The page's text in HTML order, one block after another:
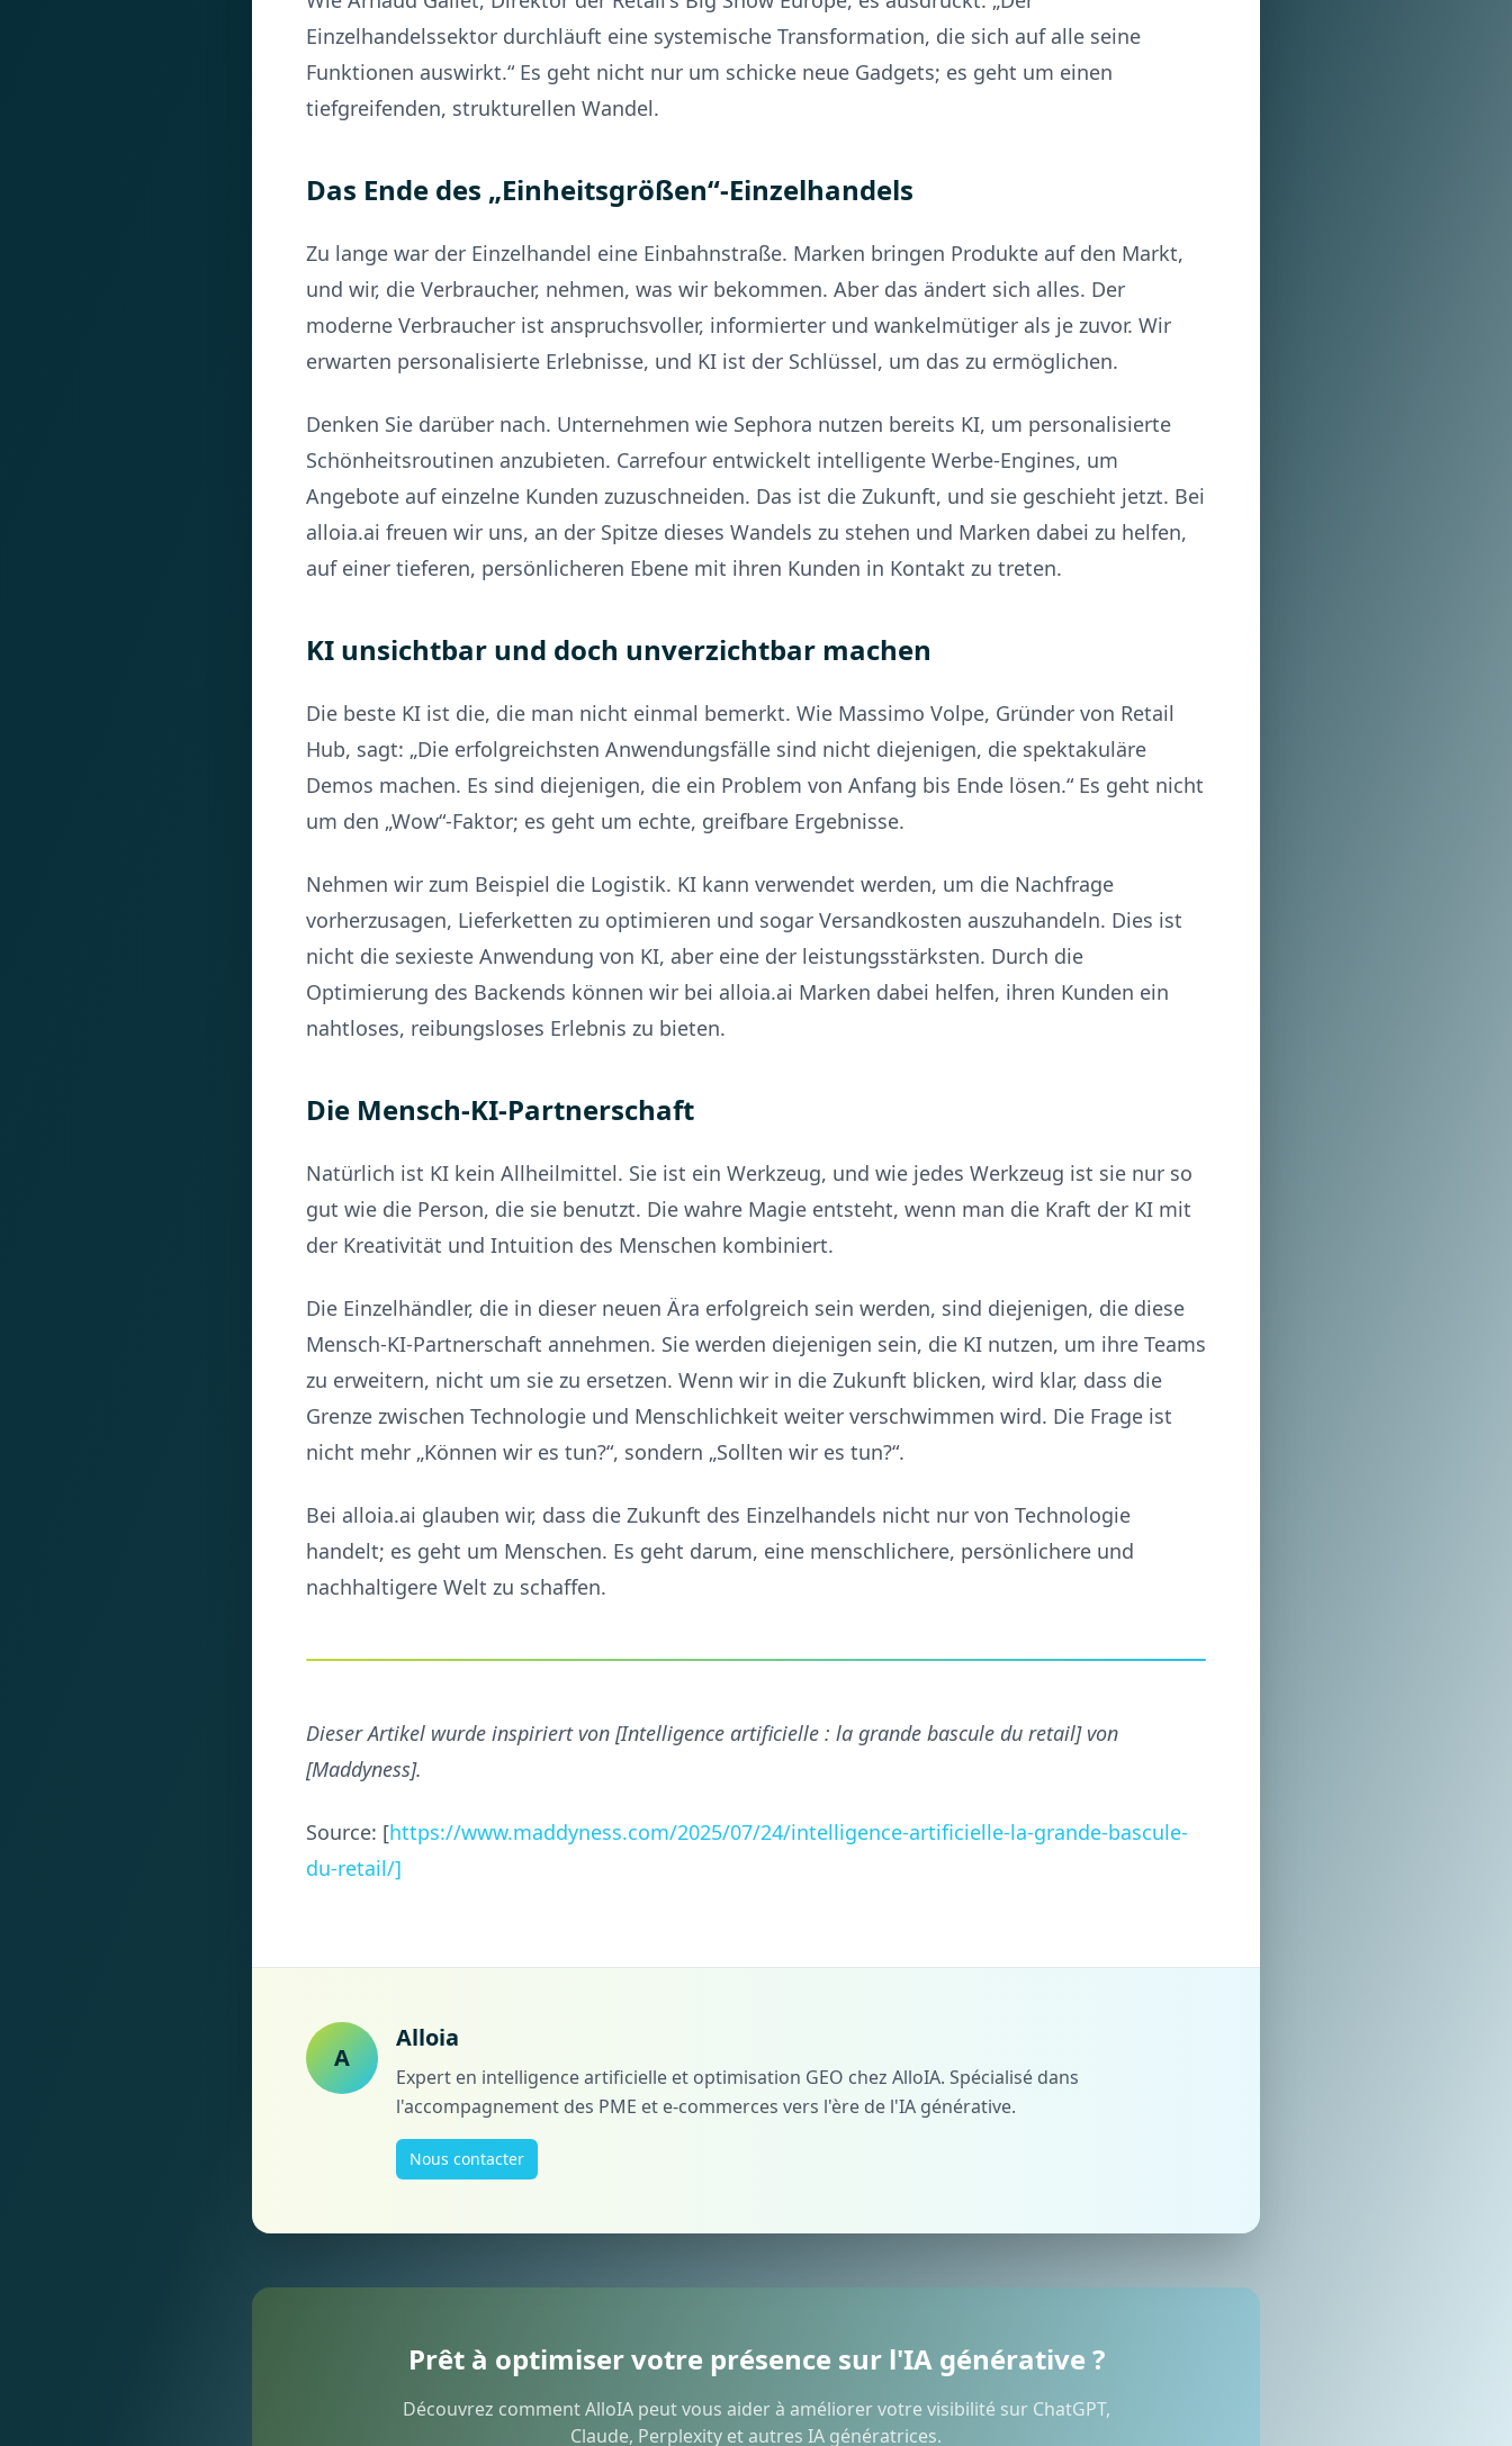
Einzelhandelssektor durchläuft eine systemische Transformation, die sich auf alle seine
Funktionen auswirkt.“ Es geht nicht nur um schicke neue Gadgets; es geht um einen
tiefgreifenden, strukturellen Wandel.
Das Ende des „Einheitsgrößen“-Einzelhandels
Zu lange war der Einzelhandel eine Einbahnstraße. Marken bringen Produkte auf den Markt,
und wir, die Verbraucher, nehmen, was wir bekommen. Aber das ändert sich alles. Der
moderne Verbraucher ist anspruchsvoller, informierter und wankelmütiger als je zuvor. Wir
erwarten personalisierte Erlebnisse, und KI ist der Schlüssel, um das zu ermöglichen.
Denken Sie darüber nach. Unternehmen wie Sephora nutzen bereits KI, um personalisierte
Schönheitsroutinen anzubieten. Carrefour entwickelt intelligente Werbe-Engines, um
Angebote auf einzelne Kunden zuzuschneiden. Das ist die Zukunft, und sie geschieht jetzt. Bei
alloia.ai freuen wir uns, an der Spitze dieses Wandels zu stehen und Marken dabei zu helfen,
auf einer tieferen, persönlicheren Ebene mit ihren Kunden in Kontakt zu treten.
KI unsichtbar und doch unverzichtbar machen
Die beste KI ist die, die man nicht einmal bemerkt. Wie Massimo Volpe, Gründer von Retail
Hub, sagt: „Die erfolgreichsten Anwendungsfälle sind nicht diejenigen, die spektakuläre
Demos machen. Es sind diejenigen, die ein Problem von Anfang bis Ende lösen.“ Es geht nicht
um den „Wow“-Faktor; es geht um echte, greifbare Ergebnisse.
Nehmen wir zum Beispiel die Logistik. KI kann verwendet werden, um die Nachfrage
vorherzusagen, Lieferketten zu optimieren und sogar Versandkosten auszuhandeln. Dies ist
nicht die sexieste Anwendung von KI, aber eine der leistungsstärksten. Durch die
Optimierung des Backends können wir bei alloia.ai Marken dabei helfen, ihren Kunden ein
nahtloses, reibungsloses Erlebnis zu bieten.
Die Mensch-KI-Partnerschaft
Natürlich ist KI kein Allheilmittel. Sie ist ein Werkzeug, und wie jedes Werkzeug ist sie nur so
gut wie die Person, die sie benutzt. Die wahre Magie entsteht, wenn man die Kraft der KI mit
der Kreativität und Intuition des Menschen kombiniert.
Die Einzelhändler, die in dieser neuen Ära erfolgreich sein werden, sind diejenigen, die diese
Mensch-KI-Partnerschaft annehmen. Sie werden diejenigen sein, die KI nutzen, um ihre Teams
zu erweitern, nicht um sie zu ersetzen. Wenn wir in die Zukunft blicken, wird klar, dass die
Grenze zwischen Technologie und Menschlichkeit weiter verschwimmen wird. Die Frage ist
nicht mehr „Können wir es tun?“, sondern „Sollten wir es tun?“.
Bei alloia.ai glauben wir, dass die Zukunft des Einzelhandels nicht nur von Technologie
handelt; es geht um Menschen. Es geht darum, eine menschlichere, persönlichere und
nachhaltigere Welt zu schaffen.
Dieser Artikel wurde inspiriert von [Intelligence artificielle : la grande bascule du retail] von
[Maddyness].
Source: [https://www.maddyness.com/2025/07/24/intelligence-artificielle-la-grande-bascule-
du-retail/]
A
Alloia
Expert en intelligence artificielle et optimisation GEO chez AlloIA. Spécialisé dans
l'accompagnement des PME et e-commerces vers l'ère de l'IA générative.
Nous contacter
Prêt à optimiser votre présence sur l'IA générative ?
Découvrez comment AlloIA peut vous aider à améliorer votre visibilité sur ChatGPT,
Claude, Perplexity et autres IA génératrices.